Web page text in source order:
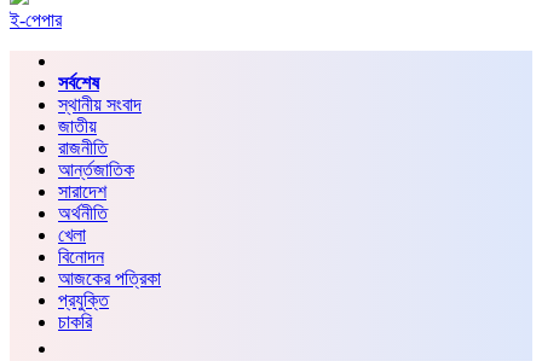
ই-পেপার
সর্বশেষ
স্থানীয় সংবাদ
জাতীয়
রাজনীতি
আর্ন্তজাতিক
সারাদেশ
অর্থনীতি
খেলা
বিনোদন
আজকের পত্রিকা
প্রযুক্তি
চাকরি